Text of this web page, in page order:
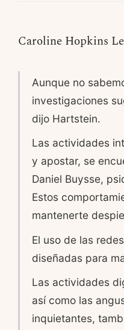
Caroline Hopkins
Aunque no
investigaciones
dijo Hartstein.
Las actividades
y apostar, se
Daniel Buysse,
Estos
mantenerte
El uso de las
diseñadas para
Las actividades
así como las
inquietantes,